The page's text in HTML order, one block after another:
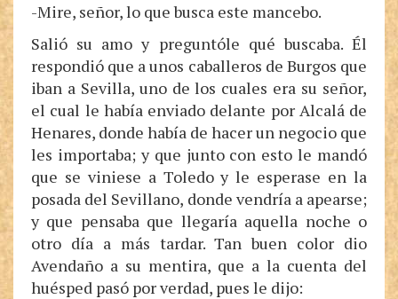
-Mire, señor, lo que busca este mancebo.
Salió su amo y preguntóle qué buscaba. Él
respondió que a unos caballeros de Burgos que
iban a Sevilla, uno de los cuales era su señor,
el cual le había enviado delante por Alcalá de
Henares, donde había de hacer un negocio que
les importaba; y que junto con esto le mandó
que se viniese a Toledo y le esperase en la
posada del Sevillano, donde vendría a apearse;
y que pensaba que llegaría aquella noche o
otro día a más tardar. Tan buen color dio
Avendaño a su mentira, que a la cuenta del
huésped pasó por verdad, pues le dijo: